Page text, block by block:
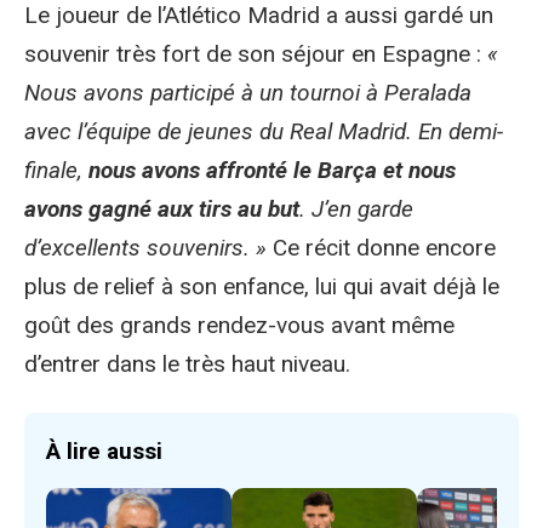
Le joueur de l’Atlético Madrid a aussi gardé un
souvenir très fort de son séjour en Espagne : «
Nous avons participé à un tournoi à Peralada
avec l’équipe de jeunes du Real Madrid. En demi-
finale, nous avons affronté le Barça et nous
avons gagné aux tirs au but. J’en garde
d’excellents souvenirs. » Ce récit donne encore
plus de relief à son enfance, lui qui avait déjà le
goût des grands rendez-vous avant même
d’entrer dans le très haut niveau.
À lire aussi